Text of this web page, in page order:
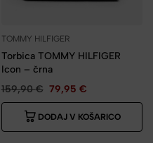
TOMMY HILFIGER
Torbica TOMMY HILFIGER
Icon – črna
159,90€ 79,95 €
DODAJ V KOŠARICO